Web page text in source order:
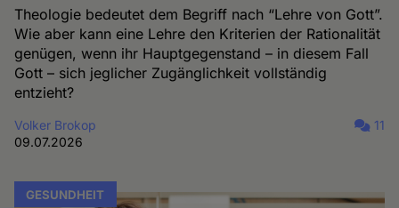
Theologie bedeutet dem Begriff nach “Lehre von Gott”.
Wie aber kann eine Lehre den Kriterien der Rationalität
genügen, wenn ihr Hauptgegenstand – in diesem Fall
Gott – sich jeglicher Zugänglichkeit vollständig
entzieht?
Volker Brokop
09.07.2026
11
GESUNDHEIT